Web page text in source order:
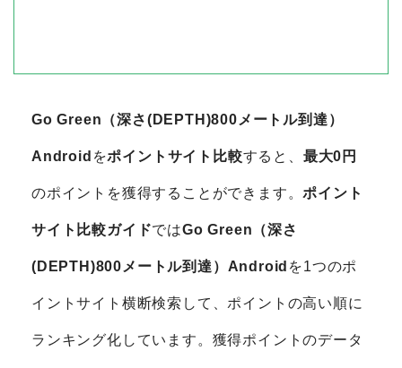
Go Green（深さ(DEPTH)800メートル到達）
Android をポイントサイト比較すると、 最大0円
のポイントを獲得することができます。ポイント
サイト比較ガイドではGo Green（深さ
(DEPTH)800メートル到達）Android を1つのポ
イントサイト横断検索して、ポイントの高い順に
ランキング化しています。獲得ポイントのデータ